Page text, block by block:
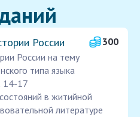
России
300
России на тему
типа языка
14-17
в житийной
литературе